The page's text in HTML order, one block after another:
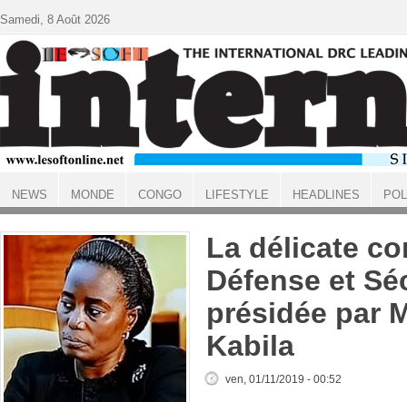
ACCUEIL
La délicate
Défense et
présidée par
Kabila
ven, 01/11/2019 - 00:52
Samedi, 8 Août 2026
NEWS MONDE CONGO LIFESTYLE HEADLINES